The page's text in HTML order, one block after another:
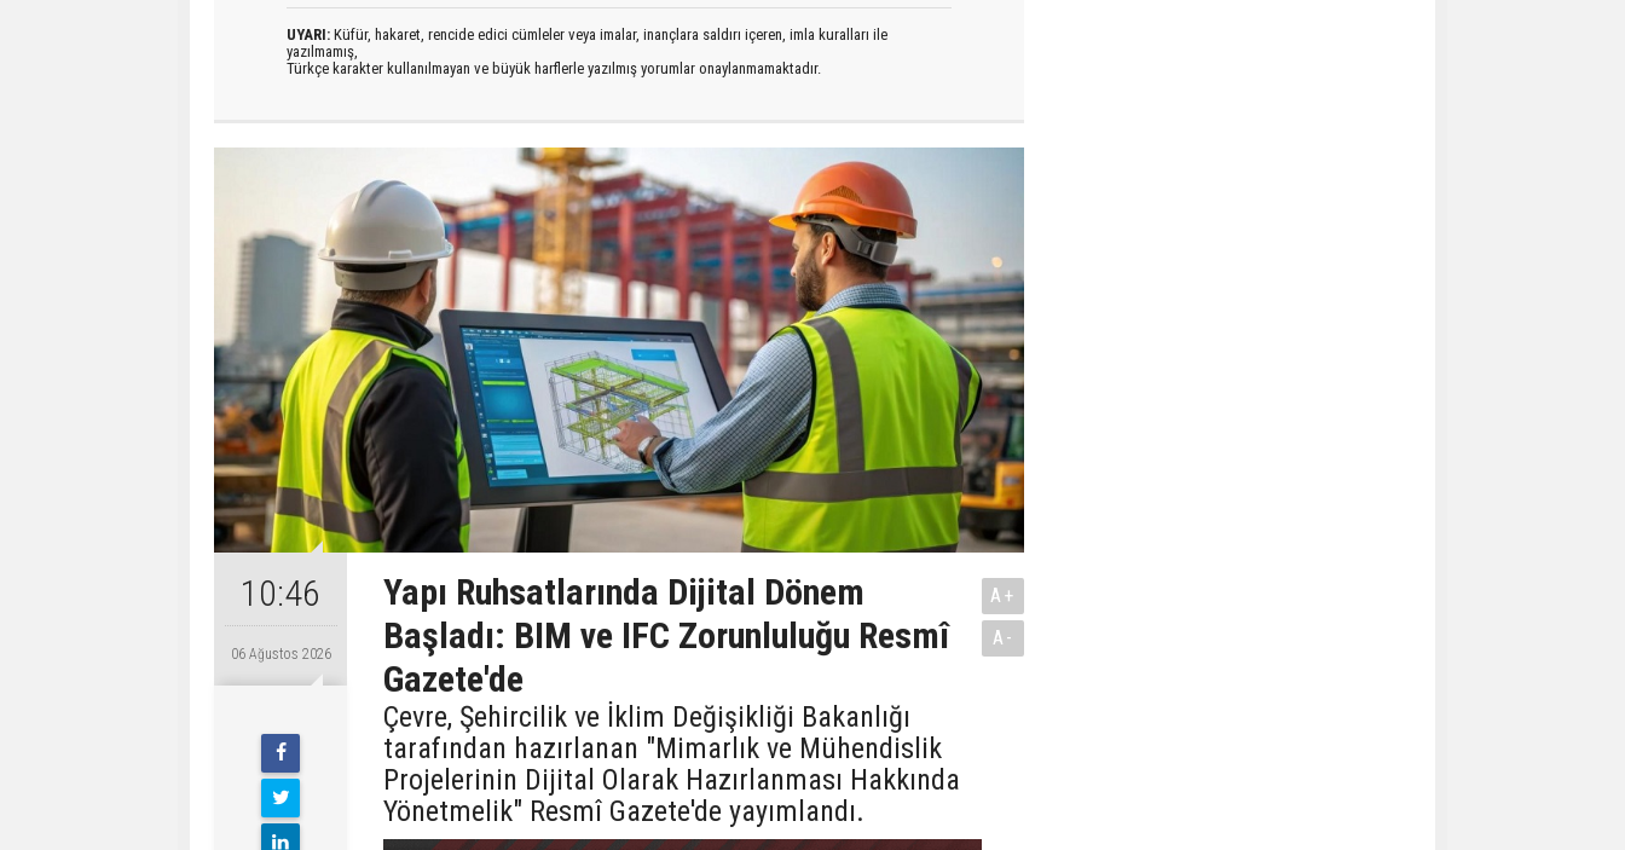
UYARI: Küfür, hakaret, rencide edici cümleler veya imalar, inançlara saldırı içeren, imla kuralları ile
yazılmamış,
Türkçe karakter kullanılmayan ve büyük harflerle yazılmış yorumlar onaylanmamaktadır.
10:46
06 Ağustos 2026
Yapı Ruhsatlarında Dijital Dönem
Başladı: BIM ve IFC Zorunluluğu Resmî
Gazete'de
Çevre, Şehircilik ve İklim Değişikliği Bakanlığı
tarafından hazırlanan "Mimarlık ve Mühendislik
Projelerinin Dijital Olarak Hazırlanması Hakkında
Yönetmelik" Resmî Gazete'de yayımlandı.
A+
A-